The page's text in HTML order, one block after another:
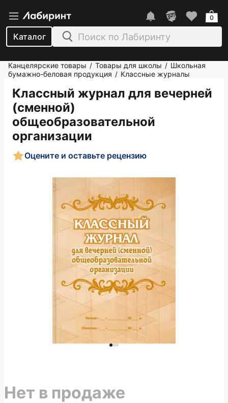
Каталог
0
Канцелярские товары / Товары для школы / Школьная
бумажно-беловая продукция / Классные журналы
Классный журнал для вечерней
(сменной)
общеобразовательной
организации
Оцените и оставьте рецензию
Нет в продаже